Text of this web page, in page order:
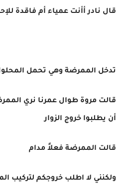
قال نادر أأنت عمياء أم فاقدة
تدخل الممرضة وهي تحمل
قالت مروة طوال عمرنا نري
أن يطلبوا خروج الزوار
قالت الممرضة فعلاً مدام
ولكنني لا اطلب خروجكم لتركيب